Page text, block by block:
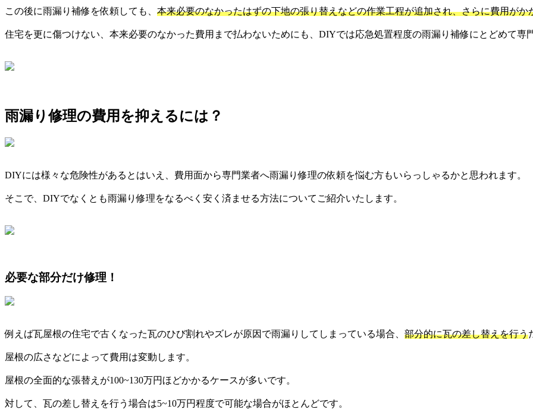
この後に雨漏り補修を依頼しても、 本来必要のなかったはずの下地の張り替えなどの作業工程が追加され、さらに費用がか
住宅を更に傷つけない、本来必要のなかった費用まで払わないためにも、DIYでは応急処置程度の雨漏り補修にとどめて専
雨漏り修理の費用を抑えるには？
DIYには様々な危険性があるとはいえ、費用面から専門業者へ雨漏り修理の依頼を悩む方もいらっしゃるかと思われます。
そこで、DIYでなくとも雨漏り修理をなるべく安く済ませる方法についてご紹介いたします。
必要な部分だけ修理！
例えば瓦屋根の住宅で古くなった瓦のひび割れやズレが原因で雨漏りしてしまっている場合、 部分的に瓦の差し替えを行う
屋根の広さなどによって費用は変動します。
屋根の全面的な張替えが100~130万円ほどかかるケースが多いです。
対して、瓦の差し替えを行う場合は5~10万円程度で可能な場合がほとんどです。